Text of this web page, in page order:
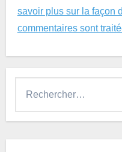
savoir plus sur la façon
commentaires sont